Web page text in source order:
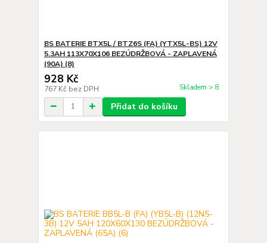
BS BATERIE BTX5L / BTZ6S (FA) (YTX5L-BS) 12V
5.3AH 113X70X106 BEZÚDRŽBOVÁ - ZAPLAVENÁ
(90A) (8)
928 Kč
767 Kč bez DPH Skladem > 8
Přidat do košíku